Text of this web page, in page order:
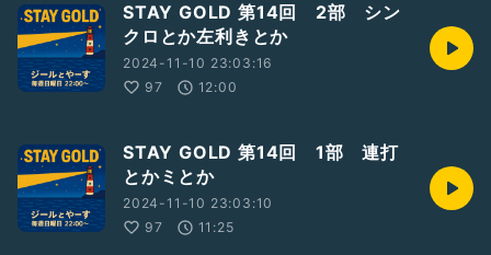
STAY GOLD 第14回 2部 シン
クロとか左利きとか
2024-11-10 23:03:16
97
12:00
STAY GOLD 第14回 1部 連打
とかミとか
2024-11-10 23:03:10
97
11:25